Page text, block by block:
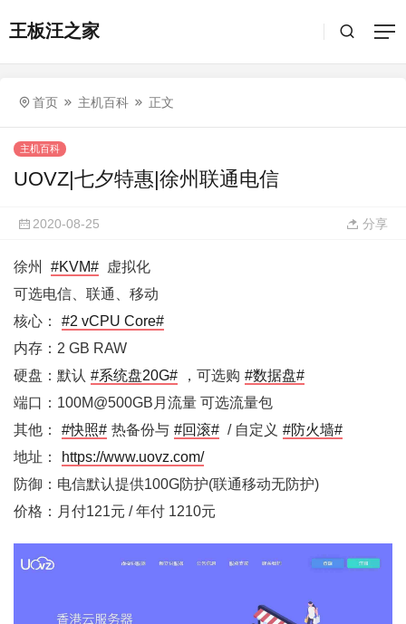
王板汪之家
首页 主机百科 正文
主机百科
UOVZ|七夕特惠|徐州联通电信
2020-08-25 分享
徐州 #KVM#
虚拟化
可选电信、联通、移动
核心：
#2 vCPU Core#
内存：2 GB RAW
硬盘：默认 #系统盘20G# ，可选购 #数据盘#
端口：100M@500GB月流量 可选流量包
其他：
#快照# 热备份与 #回滚# / 自定义 #防火墙#
地址：
https://www.uovz.com/
防御：电信默认提供100G防护(联通移动无防护)
价格：月付121元 / 年付 1210元